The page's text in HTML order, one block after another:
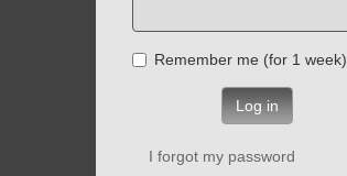
Remember me (for 1 week)
Log in
I forgot my password